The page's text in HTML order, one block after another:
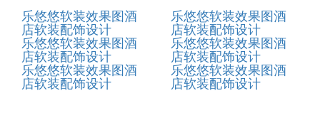
乐悠悠软装效果图酒
店软装配饰设计
乐悠悠软装效果图酒
店软装配饰设计
乐悠悠软装效果图酒
店软装配饰设计
乐悠悠软装效果图酒
店软装配饰设计
乐悠悠软装效果图酒
店软装配饰设计
乐悠悠软装效果图酒
店软装配饰设计